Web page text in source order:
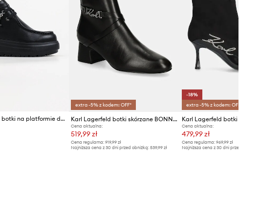
Karl Lagerfeld botki na platformie damskie skórzane Katya
extra -5% z kodem: OFF*
Karl Lagerfeld botki skórzane BONNIE
Cena aktualna:
519,99 zł
Cena regularna:919,99 zł
Najniższa cena z 30 dni przed obniżką:539,99 zł
-18%
extra -5% z kodem: OFF*
Cena aktualna:
479,99 zł
Cena regularna: 969,99 zł
Najniższa cena z 30 dni przed obniżką: